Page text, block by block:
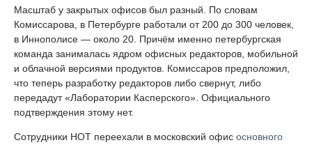
Масштаб у закрытых офисов был разный. По словам
Комиссарова, в Петербурге работали от 200 до 300 человек,
в Иннополисе — около 20. Причём именно петербургская
команда занималась ядром офисных редакторов, мобильной
и облачной версиями продуктов. Комиссаров предположил,
что теперь разработку редакторов либо свернут, либо
передадут «Лаборатории Касперского». Официального
подтверждения этому нет.
Сотрудники НОТ переехали в московский офис основного